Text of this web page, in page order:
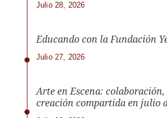
Julio 28, 2026
Educando con la Fundación
Julio 27, 2026
Arte en Escena:
creación compartida en julio